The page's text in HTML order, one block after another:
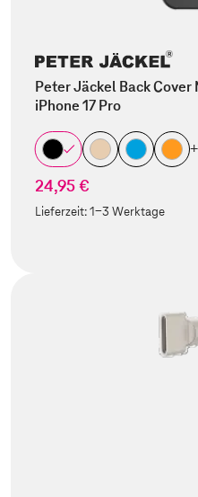
Peter Jäckel Back
iPhone 17 Pro
24,95 €
Lieferzeit:1-3 Werktage